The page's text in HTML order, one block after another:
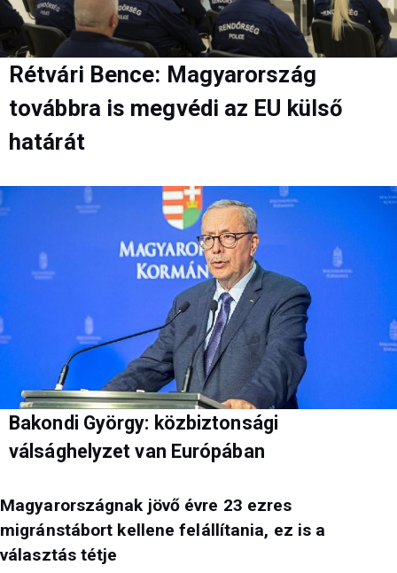
Rétvári Bence: Magyarország
továbbra is megvédi az EU külső
határát
Bakondi György: közbiztonsági
válsághelyzet van Európában
Magyarországnak jövő évre 23 ezres
migránstábort kellene felállítania, ez is a
választás tétje